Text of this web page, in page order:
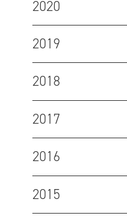
2020
2019
2018
2017
2016
2015